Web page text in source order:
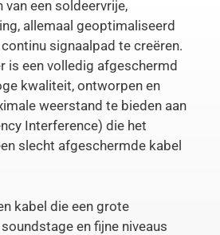
van een soldeervrije,
allemaal geoptimaliseerd
signaalpad te creëren.
is een volledig afgeschermd
kwaliteit, ontworpen en
weerstand te bieden aan
Interference) die het
slecht afgeschermde kabel
kabel die een grote
en fijne niveaus